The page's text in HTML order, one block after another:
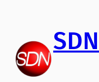
contenido
SDN